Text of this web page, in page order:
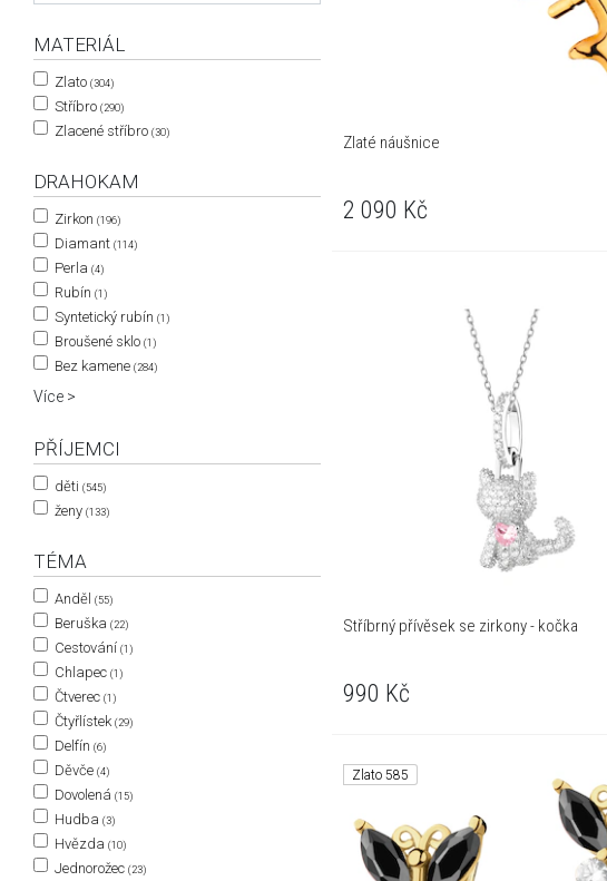
MATERIÁL
Zlato (304)
Stříbro (290)
Zlacené stříbro (30)
DRAHOKAM
Zirkon (196)
Diamant (114)
Perla (4)
Rubín (1)
Syntetický rubín (1)
Broušené sklo (1)
Bez kamene (284)
Více >
PŘÍJEMCI
děti (545)
ženy (133)
TÉMA
Anděl (55)
Beruška (22)
Cestování (1)
Chlapec (1)
Čtverec (1)
Čtyřlístek (29)
Delfín (6)
Děvče (4)
Dovolená (15)
Hudba (3)
Hvězda (10)
Jednorožec (23)
Zlaté náušnice
2 090 Kč
Stříbrný přívěsek se zirkony - kočka
990 Kč
Zlato 585